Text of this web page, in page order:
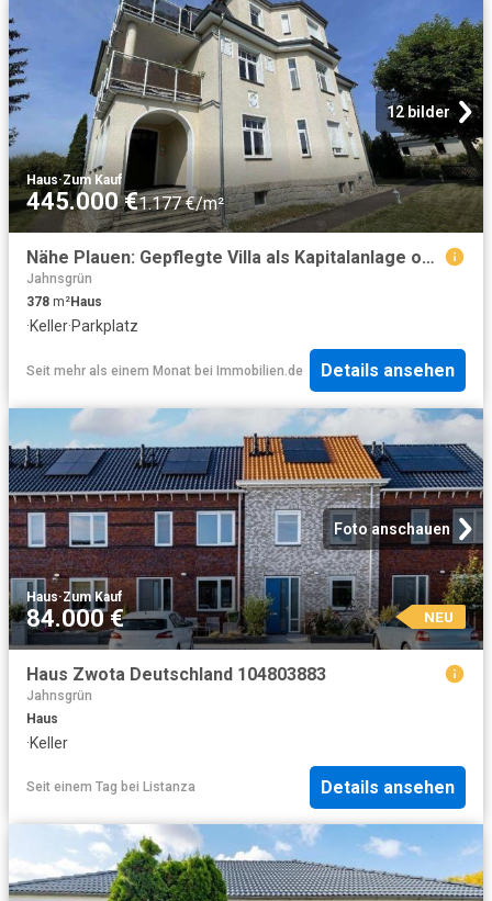
12 bilder
Haus·Zum Kauf
445.000 €1.177 €/m²
Nähe Plauen: Gepflegte Villa als Kapitalanlage oder zur Eigennutzung
Jahnsgrün
378 m²Haus
·Keller·Parkplatz
Seit mehr als einem Monat bei Immobilien.de Details ansehen
Foto anschauen
Haus·Zum Kauf
84.000 € NEU
Haus Zwota Deutschland 104803883
Jahnsgrün
Haus
·Keller
Seit einem Tag bei Listanza Details ansehen